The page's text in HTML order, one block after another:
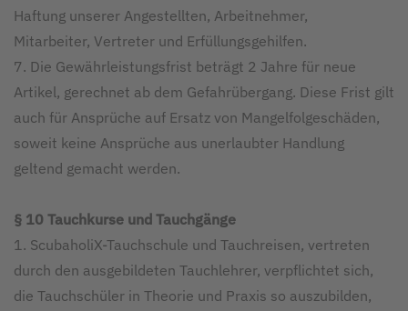
Haftung unserer Angestellten, Arbeitnehmer,
Mitarbeiter, Vertreter und Erfüllungsgehilfen.
7. Die Gewährleistungsfrist beträgt 2 Jahre für neue
Artikel, gerechnet ab dem Gefahrübergang. Diese Frist gilt
auch für Ansprüche auf Ersatz von Mangelfolgeschäden,
soweit keine Ansprüche aus unerlaubter Handlung
geltend gemacht werden.
§ 10 Tauchkurse und Tauchgänge
1. ScubaholiX-Tauchschule und Tauchreisen, vertreten
durch den ausgebildeten Tauchlehrer, verpflichtet sich,
die Tauchschüler in Theorie und Praxis so auszubilden,